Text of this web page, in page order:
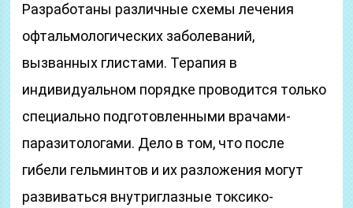
Разработаны различные схемы лечения
офтальмологических заболеваний,
вызванных глистами. Терапия в
индивидуальном порядке проводится только
специально подготовленными врачами-
паразитологами. Дело в том, что после
гибели гельминтов и их разложения могут
развиваться внутриглазные токсико-